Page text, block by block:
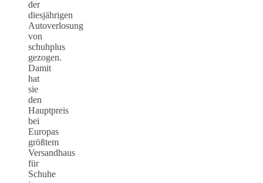
der
diesjährigen
Autoverlosung
von
schuhplus
gezogen.
Damit
hat
sie
den
Hauptpreis
bei
Europas
größtem
Versandhaus
für
Schuhe